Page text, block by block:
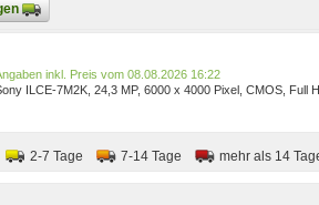
Preis vom 08.08.2026 16:22
ILCE-7M2K, 24,3 MP, 6000 x 4000 Pixel, CMOS, Full
2-7 Tage 7-14 Tage mehr als 14